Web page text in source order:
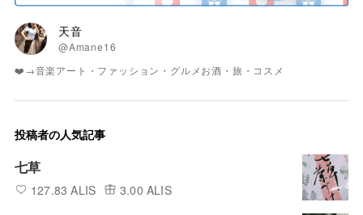
天音
@Amane16
❤️→音楽アート・ファッション・グルメお酒・旅・コスメ
投稿者の人気記事
七草
127.83 ALIS 3.00 ALIS